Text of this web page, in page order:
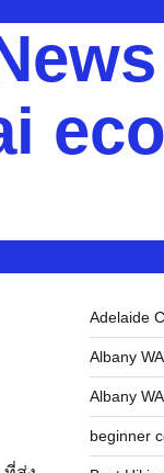
Adelaide
Albany
Albany
beginner